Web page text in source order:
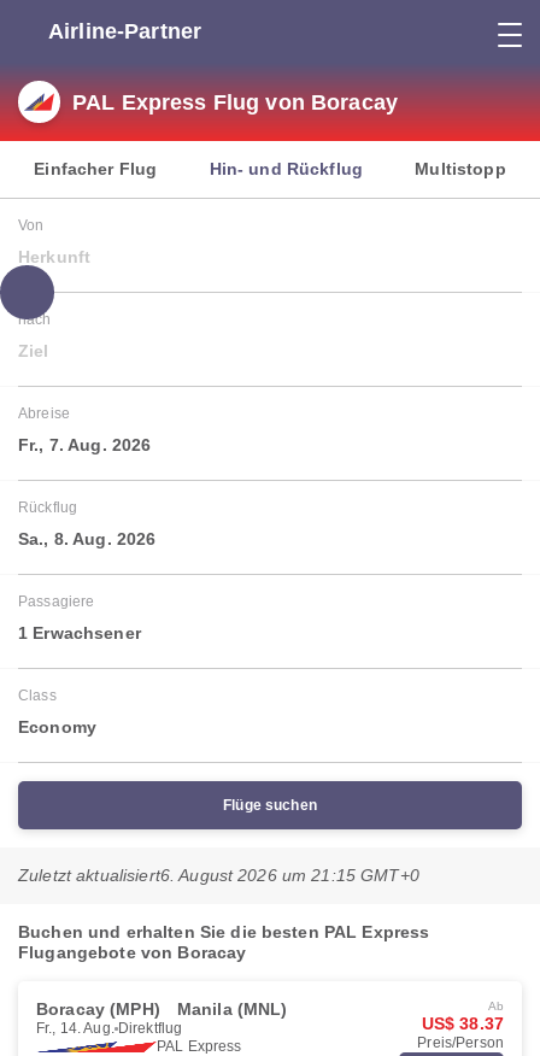
Airline-Partner
PAL Express Flug von Boracay
Einfacher Flug Hin- und Rückflug Multistopp
Von
Herkunft
nach
Ziel
Abreise
Fr., 7. Aug. 2026
Rückflug
Sa., 8. Aug. 2026
Passagiere
1 Erwachsener
Class
Economy
Flüge suchen
Zuletzt aktualisiert6. August 2026 um 21:15 GMT+0
Buchen und erhalten Sie die besten PAL Express
Flugangebote von Boracay
Boracay (MPH) Manila (MNL)
Fr., 14. Aug. Direktflug
PAL Express
Ab
US$ 38.37
Preis/Person